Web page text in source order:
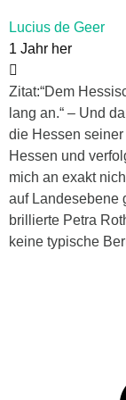
Lucius de Geer
1 Jahr her
Zitat:“Dem
lang an.“ – Und
die Hessen
Hessen und
mich an exakt
auf Landesebene
brillierte Petra
keine typische